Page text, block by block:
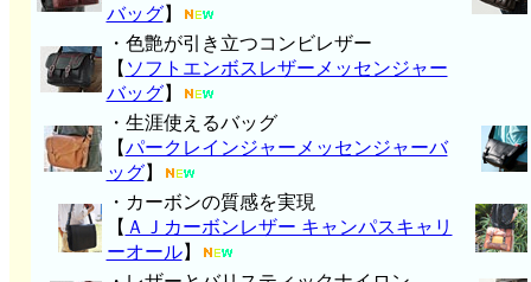
バッグ】
・色艶が引き立つコンビレザー
【 ソフトエンボスレザーメッセンジャー
バッグ】
・生涯使えるバッグ
【パークレインジャーメッセンジャーバ
ッグ】
・カーボンの質感を実現
【 ＡＪカーボンレザー キャンパスキャリ
ーオール】